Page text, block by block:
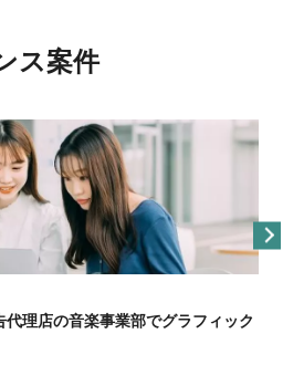
ス案件
代理店の音楽事業部でグラフィック